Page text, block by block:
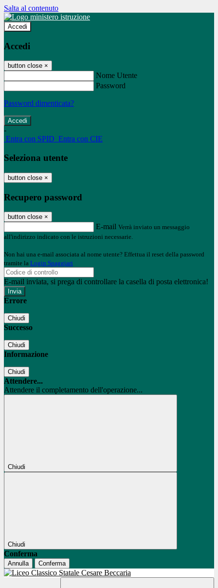
Salta al contenuto
Accedi
Accedi
button close ×
Nome Utente
Password
Password dimenticata?
-
Entra con SPID Entra con CIE
Seleziona utente
button close ×
Recupero password
button close ×
E-mail Verrà inviato un messaggio
all'indirizzo indicato con le istruzioni necessarie.
Non hai una e-mail associata al nome utente? Effettua il reset della password
tramite la Login Spaggiari
E-mail inviata, si prega di controllare la casella di posta elettronica!
Errore
Chiudi
Successo
Chiudi
Informazione
Chiudi
Attendere...
Attendere il completamento dell'operazione...
Chiudi
Chiudi
Conferma
Annulla Conferma